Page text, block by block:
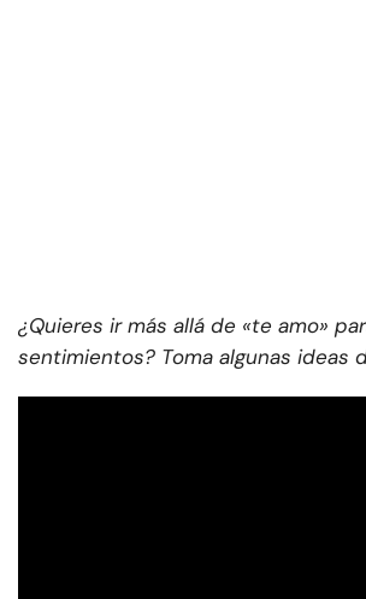
¿Quieres ir más allá de «te amo»
sentimientos? Toma algunas ideas